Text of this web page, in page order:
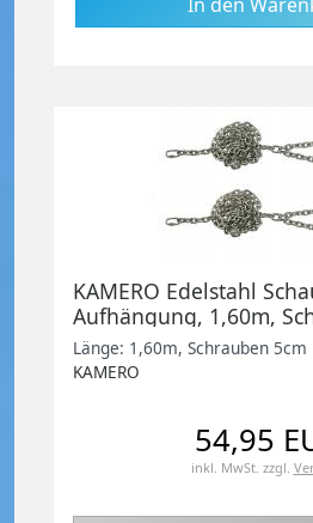
KAMERO Edelstahl
Aufhängung, 1,60m,
Set zum Schaukel selber
Länge: 1,60m, Schrauben 5cm
KAMERO
54,95
inkl. MwSt. zzgl.